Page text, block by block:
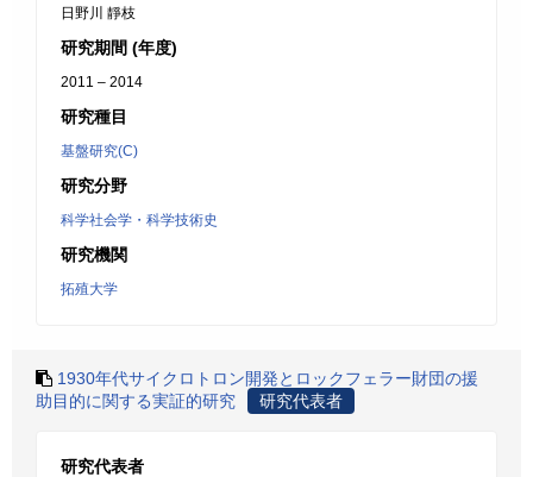
日野川 靜枝
研究期間 (年度)
2011 – 2014
研究種目
基盤研究(C)
研究分野
科学社会学・科学技術史
研究機関
拓殖大学
1930年代サイクロトロン開発とロックフェラー財団の援
助目的に関する実証的研究
研究代表者
研究代表者